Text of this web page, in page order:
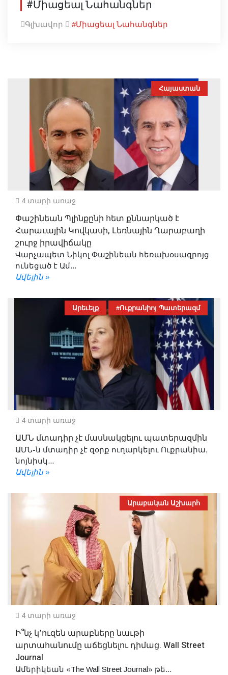
#Միացեալ Նահանգներ
Գլխավոր #Միացեալ Նահանգներ
Հայաստան
4 տարի առաջ
Փաշինեան Պլինքընի հետ քննարկած է
Հարաւային Կովկասի, Լեռնային Ղարաբաղի
շուրջ իրավիճակը
Վարչապետ Նիկոլ Փաշինեան հեռախօսազրոյց
ունեցած է Ամ...
Ավելին »
Արեւելք #Ուքրանիոյ Պատերազմ
4 տարի առաջ
ԱՄՆ մտադիր չէ մասնակցելու պատերազմին
ԱՄՆ-ն մտադիր չէ զօրք ուղարկելու Ուքրանիա,
նոյնիսկ...
Ավելին »
Արաբական Աշխարհ
4 տարի առաջ
Ի՞նչ կ՚ուզեն արաբները նաւթի
արտահանումը աճեցնելու դիմաց. Wall Street
Journal
Ամերիկեան «The Wall Street Journal» թե...